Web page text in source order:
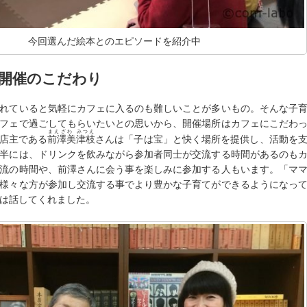
今回選んだ絵本とのエピソードを紹介中
催のこだわり
ていると気軽にカフェに入るのも難しいことが多いもの。そんな子
ェで過ごしてもらいたいとの思いから、開催場所はカフェにこだわ
主である前澤美津枝
まえざわ みつえ
さんは「子は宝」と快く場所を提供し、活動を
には、ドリンクを飲みながら参加者同士が交流する時間があるのも
の時間や、前澤さんに会う事を楽しみに参加する人もいます。「マ
々な方が参加し交流する事でより豊かな子育てができるようになっ
話してくれました。